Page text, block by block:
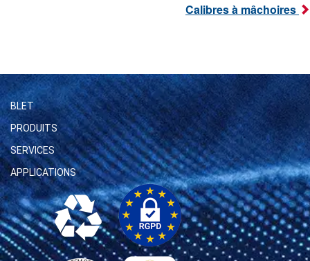
Calibres à mâchoires
BLET
PRODUITS
SERVICES
APPLICATIONS